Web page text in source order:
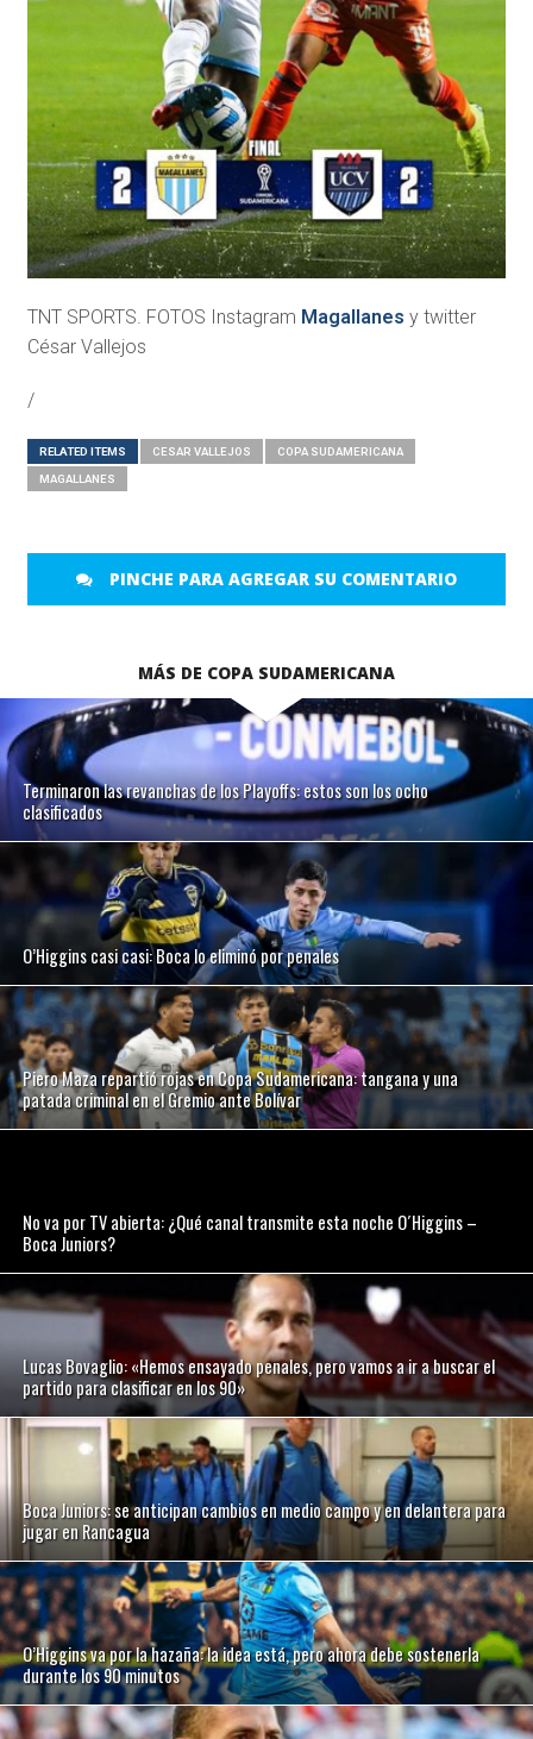
TNT SPORTS. FOTOS Instagram Magallanes y twitter
César Vallejos
/
RELATED ITEMS CESAR VALLEJOS COPA SUDAMERICANA
MAGALLANES
PINCHE PARA AGREGAR SU COMENTARIO
MÁS DE COPA SUDAMERICANA
Terminaron las revanchas de los Playoffs: estos son los ocho
clasificados
O’Higgins casi casi: Boca lo eliminó por penales
Piero Maza repartió rojas en Copa Sudamericana: tangana y una
patada criminal en el Gremio ante Bolívar
No va por TV abierta: ¿Qué canal transmite esta noche O´Higgins –
Boca Juniors?
Lucas Bovaglio: «Hemos ensayado penales, pero vamos a ir a buscar el
partido para clasificar en los 90»
Boca Juniors: se anticipan cambios en medio campo y en delantera para
jugar en Rancagua
O’Higgins va por la hazaña: la idea está, pero ahora debe sostenerla
durante los 90 minutos